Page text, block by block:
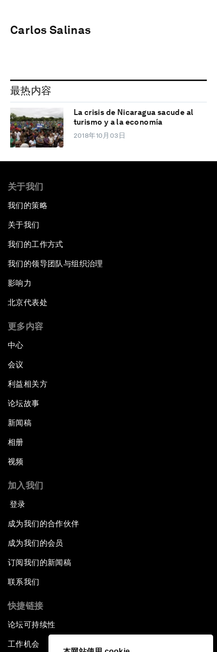
Carlos Salinas
最热内容
La crisis de Nicaragua sacude al
turismo y a la economía
2018年10月03日
关于我们
我们的策略
关于我们
我们的工作方式
我们的领导团队与组织治理
影响力
北京代表处
更多内容
中心
会议
利益相关方
论坛故事
新闻稿
相册
视频
加入我们
登录
成为我们的合作伙伴
成为我们的会员
订阅我们的新闻稿
联系我们
快捷链接
论坛可持续性
工作机会